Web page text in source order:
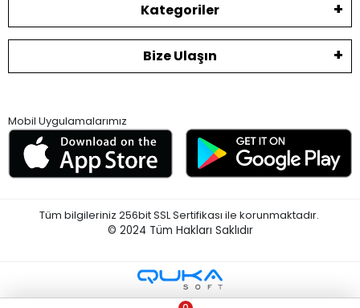
Kategoriler
Bize Ulaşın
Mobil Uygulamalarımız
Tüm bilgileriniz 256bit SSL Sertifikası ile korunmaktadır.
© 2024 Tüm Hakları Saklıdır